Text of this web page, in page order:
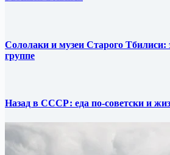
Сололаки и музеи Старого Тбилиси:
группе
Назад в СССР: еда по-советски и